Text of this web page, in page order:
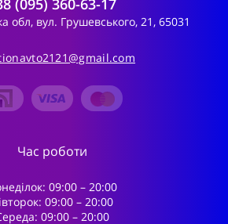
(095) 360-63-17
обл, вул. Грушевського, 21, 65031
Час роботи
09:00 – 20:00
09:00 – 20:00
09:00 – 20:00